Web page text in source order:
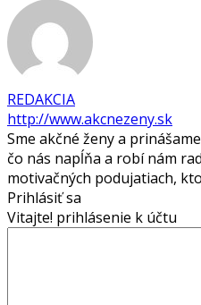
REDAKCIA
http://www.akcnezeny.sk
Sme akčné ženy a
čo nás napĺňa a robí nám
motivačných podujatiach,
Prihlásiť sa
Vitajte! prihlásenie k účtu